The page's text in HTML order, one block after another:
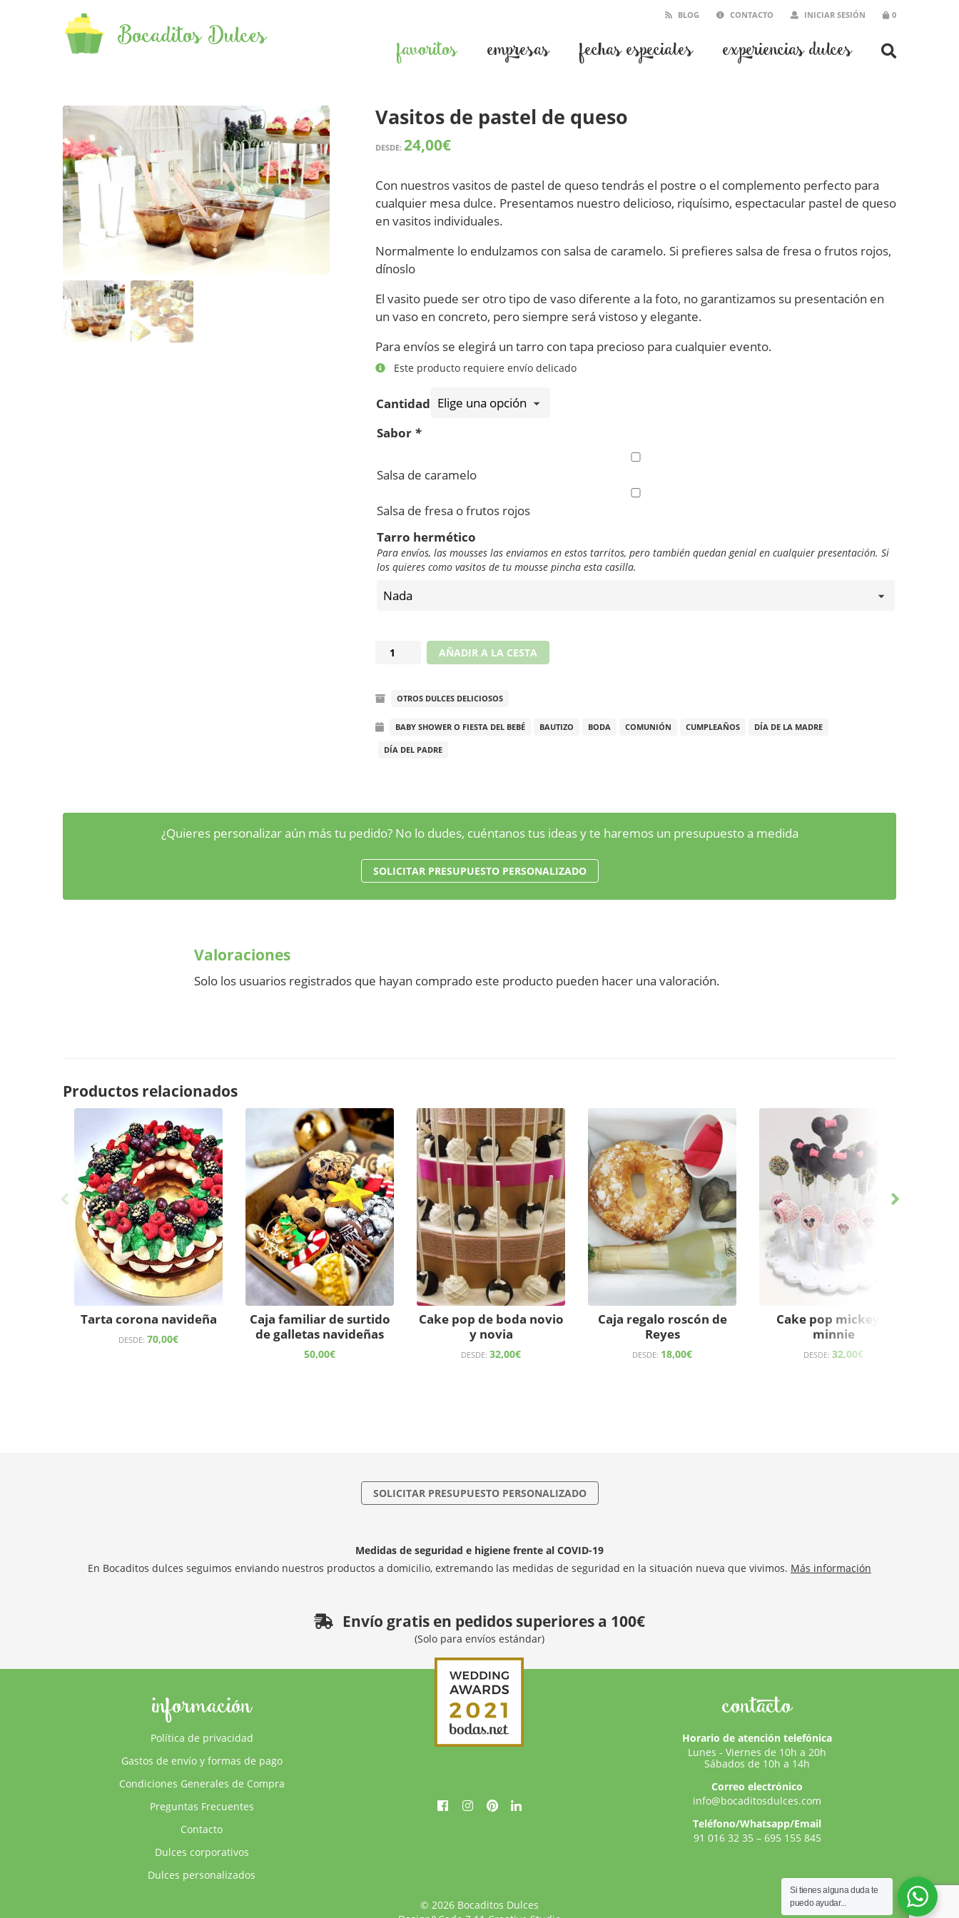
Bocaditos Dulces
BLOG CONTACTO INICIAR SESIÓN 0
favoritos empresas fechas especiales experiencias dulces
Vasitos de pastel de queso
DESDE: 24,00€
Con nuestros vasitos de pastel de queso tendrás el postre o el complemento perfecto para
cualquier mesa dulce. Presentamos nuestro delicioso, riquísimo, espectacular pastel de queso
en vasitos individuales.
Normalmente lo endulzamos con salsa de caramelo. Si prefieres salsa de fresa o frutos rojos,
dínoslo
El vasito puede ser otro tipo de vaso diferente a la foto, no garantizamos su presentación en
un vaso en concreto, pero siempre será vistoso y elegante.
Para envíos se elegirá un tarro con tapa precioso para cualquier evento.
Este producto requiere envío delicado
Cantidad
Sabor *
Salsa de caramelo
Salsa de fresa o frutos rojos
Tarro hermético
Para envíos, las mousses las enviamos en estos tarritos, pero también quedan genial en cualquier presentación. Si
los quieres como vasitos de tu mousse pincha esta casilla.
Vasitos
de
queso
AÑADIR A LA CESTA
OTROS DULCES DELICIOSOS
BABY SHOWER O FIESTA DEL BEBÉ BAUTIZO BODA COMUNIÓN CUMPLEAÑOS DÍA DE LA MADRE
DÍA DEL PADRE
¿Quieres personalizar aún más tu pedido? No lo dudes, cuéntanos tus ideas y te haremos un presupuesto a medida
SOLICITAR PRESUPUESTO PERSONALIZADO
Valoraciones
Solo los usuarios registrados que hayan comprado este producto pueden hacer una valoración.
Productos relacionados
Tarta corona navideña
DESDE: 70,00€
Caja familiar de surtido
de galletas navideñas
50,00€
Cake pop de boda novio
y novia
DESDE: 32,00€
Caja regalo roscón de
Reyes
DESDE: 18,00€
Cake pop mickey o
minnie
DESDE: 32,00€
SOLICITAR PRESUPUESTO PERSONALIZADO
Medidas de seguridad e higiene frente al COVID-19
En Bocaditos dulces seguimos enviando nuestros productos a domicilio, extremando las medidas de seguridad en la situación nueva que vivimos. Más información
Envío gratis en pedidos superiores a 100€
(Solo para envíos estándar)
información
Política de privacidad
Gastos de envío y formas de pago
Condiciones Generales de Compra
Preguntas Frecuentes
Contacto
Dulces corporativos
Dulces personalizados
contacto
Horario de atención telefónica
Lunes - Viernes de 10h a 20h
Sábados de 10h a 14h
Correo electrónico
info@bocaditosdulces.com
Teléfono/Whatsapp/Email
91 016 32 35 – 695 155 845
© 2026 Bocaditos Dulces
Si tienes alguna duda te
puedo ayudar...